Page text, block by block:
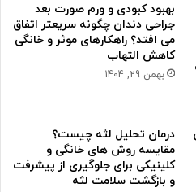
بهبود کبودی و ورم صورت بعد
جراحی دندان چگونه سریعتر اتفاق
می افتد؟ راهکارهای موثر و خانگی
کاهش التهاب
بهمن 29, 1404
درمان تحلیل لثه چیست؟
مقایسه روش های خانگی و
کلینیکی برای جلوگیری از پیشرفت
و بازگشت سلامت لثه